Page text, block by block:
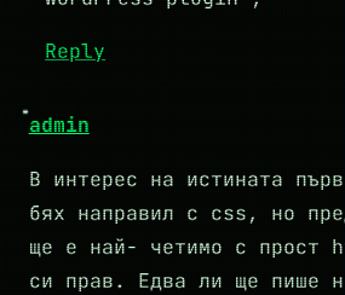
Reply
admin
В интерес на истината
бях направил с css, но
ще е най- четимо с прост
си прав. Едва ли ще пише